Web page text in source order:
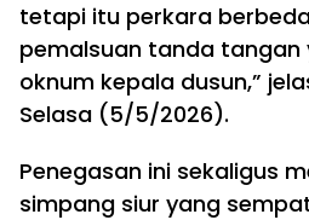
tetapi itu perkara
pemalsuan tanda tangan
oknum kepala dusun,”
Selasa (5/5/2026).
Penegasan ini sekaligus
simpang siur yang